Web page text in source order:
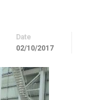
Date
02/10/2017